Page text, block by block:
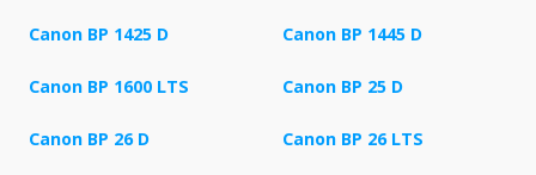
Canon BP 1425 D Canon BP 1445 D
Canon BP 1600 LTS Canon BP 25 D
Canon BP 26 D Canon BP 26 LTS